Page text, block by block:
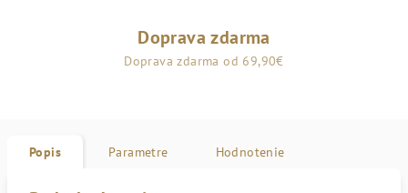
Doprava zdarma
Doprava zdarma od 69,90€
Popis Parametre Hodnotenie